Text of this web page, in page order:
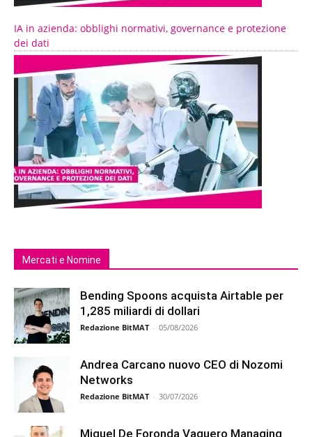
IA in azienda: obblighi normativi, governance e protezione
dei dati
Mercati e Nomine
Bending Spoons acquista Airtable per
1,285 miliardi di dollari
Redazione BitMAT - 05/08/2026
Andrea Carcano nuovo CEO di Nozomi
Networks
Redazione BitMAT - 30/07/2026
Miguel De Foronda Vaquero Managing